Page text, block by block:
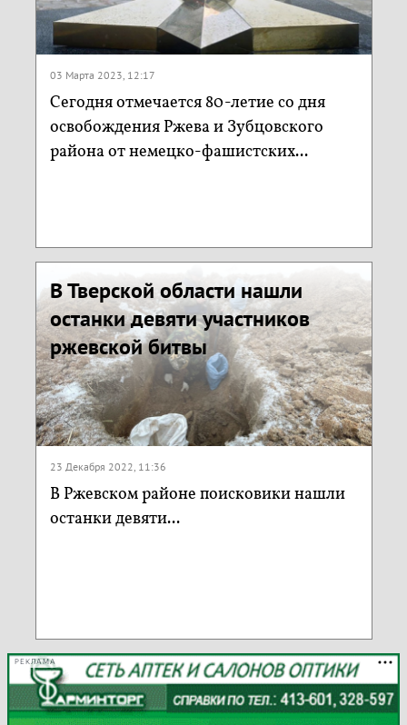
03 Марта 2023, 12:17
Сегодня отмечается 80-летие со дня
освобождения Ржева и Зубцовского
района от немецко-фашистских...
В Тверской области нашли
останки девяти участников
ржевской битвы
23 Декабря 2022, 11:36
В Ржевском районе поисковики нашли
останки девяти...
РЕКЛАМА